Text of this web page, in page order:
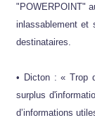
"POWERPOINT"
inlassablement et
destinataires.
• Dicton : « Trop
surplus
d’informations